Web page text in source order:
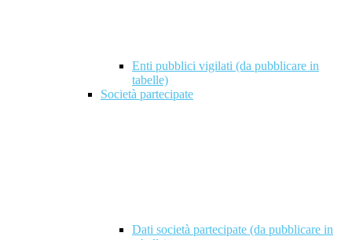
Enti pubblici vigilati (da pubblicare in
tabelle)
Società partecipate
Dati società partecipate (da pubblicare in